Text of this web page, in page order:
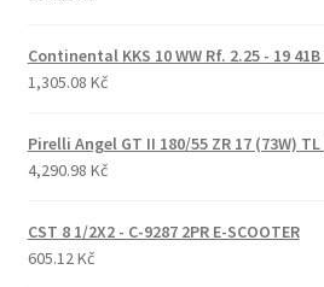
Continental KKS 10 WW Rf. 2.25 - 19
1,305.08 Kč
Pirelli Angel GT II 180/55 ZR 17 (73W)
4,290.98 Kč
CST 8 1/2X2 - C-9287 2PR E-SCOOTER
605.12 Kč